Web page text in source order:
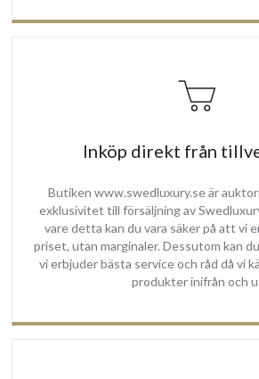
Inköp direkt från
Butiken www.swedluxury.se är
exklusivitet till försäljning av
vare detta kan du vara säker på att vi
priset, utan marginaler. Dessutom kan
vi erbjuder bästa service och råd då vi
produkter inifrån och